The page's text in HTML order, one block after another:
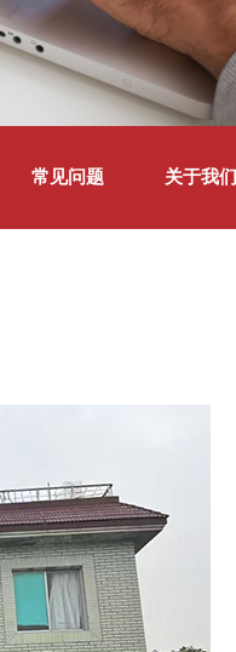
常见问题 关于我们